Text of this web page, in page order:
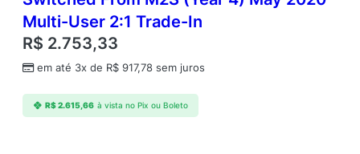
Multi-User 2:1 Trade-In
R$ 2.753,33
em até 3x de R$ 917,78 sem juros
R$2.615,66 à vista no Pix ou Boleto